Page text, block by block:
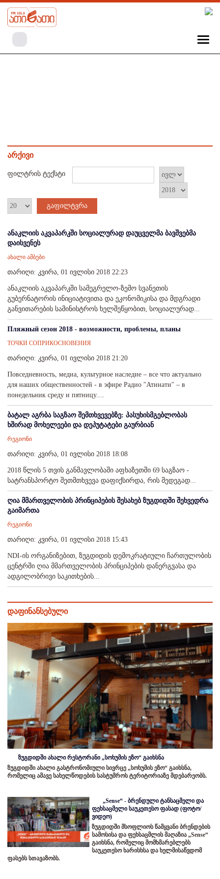
არქივი
ფილტრის ტექსტი
გაფილტვრა
ანაკლიის აკვაპარკში სოციალურად დაუცველმა ბავშვებმა
დაისვენეს
ახალი ამბები
თარიღი: კვირა, 01 ივლისი 2018 22:23
ანაკლიის აკვაპარკში სამეგრელო-ზემო სვანეთის
გუბერნატორის ინიციატივითა და ეკონომიკისა და მდგრადი
განვითარების სამინისტროს ხელშეწყობით, სოციალურად...
Пляжный сезон 2018 - возможности, проблемы, планы
ТОЧКИ СОПРИКОСНОВЕНИЯ
თარიღი: კვირა, 01 ივლისი 2018 21:20
Повседневность, медиа, культурное наследие – все что актуально
для наших общественностей - в эфире Радио "Атинати" – в
понедельник среду и пятницу....
ბატალ აგრბა საგზაო შემთხვევებზე: პასუხისმგებლობას
ხშირად მოხელეები და დეპუტატები გაურბიან
რეგიონი
თარიღი: კვირა, 01 ივლისი 2018 18:08
2018 წლის 5 თვის განმავლობაში აფხაზეთში 69 საგზაო -
სატრანსპორტო შეთმთხვევა დაფიქსირდა, რის შედეგად...
ღია მმართველობის პრინციპების შესახებ ზუგდიდში შეხვედრა
გაიმართა
რეგიონი
თარიღი: კვირა, 01 ივლისი 2018 15:43
NDI-ის ორგანიზებით, ზუგდიდის დემოკრატიული ჩართულობის
ცენტრში ღია მმართველობის პრინციპების დანერგვასა და
ადგილობრივი საკითხების...
დაფინანსებული
ზუგდიდში ახალი რესტორანი „სოხუმის ეზო“ გაიხსნა
ზუგდიდში ახალი გასტრონომიული სივრცე „სოხუმის ეზო“ გაიხსნა,
რომელიც ამავე სახელწოდების სასტუმროს ტერიტორიაზე მდებარეობს.
„Sense“ - ბრენდული ტანსაცმელი და
ფეხსაცმელი საუკეთესო ფასად (ფოტო/
ვიდეო)
ზუგდიდში მსოფლიოს წამყვანი ბრენდების
სამოსისა და ფეხსაცმლის მაღაზია „Sense“
გაიხსნა, რომელიც მომხმარებლებს
საუკეთესო ხარისხსა და ხელმისაწვდომ
ფასებს სთავაზობს.